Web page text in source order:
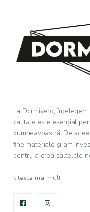
La Dormivero,
calitate este esențial
dumneavoastră. De
fine materiale și am
pentru a crea saltelele
citeste mai mult
FACEBOOK